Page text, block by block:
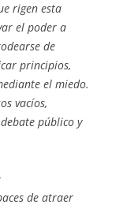
rigen esta
el poder a
de
principios,
el miedo.
vacíos,
público y
de atraer